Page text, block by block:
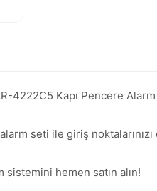
4222C5 Kapı Pencere
seti ile giriş
hemen satın alın!